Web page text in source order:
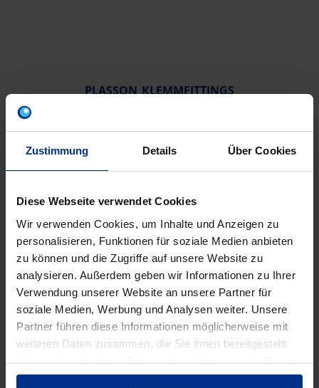
Zustimmung Details Über Cookies
Diese Webseite verwendet Cookies
Wir verwenden Cookies, um Inhalte und Anzeigen zu
personalisieren, Funktionen für soziale Medien anbieten
zu können und die Zugriffe auf unsere Website zu
analysieren. Außerdem geben wir Informationen zu Ihrer
Verwendung unserer Website an unsere Partner für
soziale Medien, Werbung und Analysen weiter. Unsere
Partner führen diese Informationen möglicherweise mit
weiteren Daten zusammen, die Sie ihnen bereitgestellt
haben oder die sie im Rahmen Ihrer Nutzung der Dienste
gesammelt haben.
PLASSON KLEMMFITTINGS